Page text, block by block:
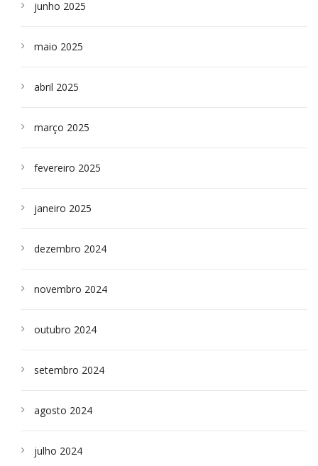
junho 2025
maio 2025
abril 2025
março 2025
fevereiro 2025
janeiro 2025
dezembro 2024
novembro 2024
outubro 2024
setembro 2024
agosto 2024
julho 2024